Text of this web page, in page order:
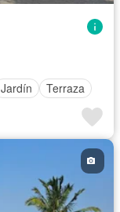
Jardín Terraza